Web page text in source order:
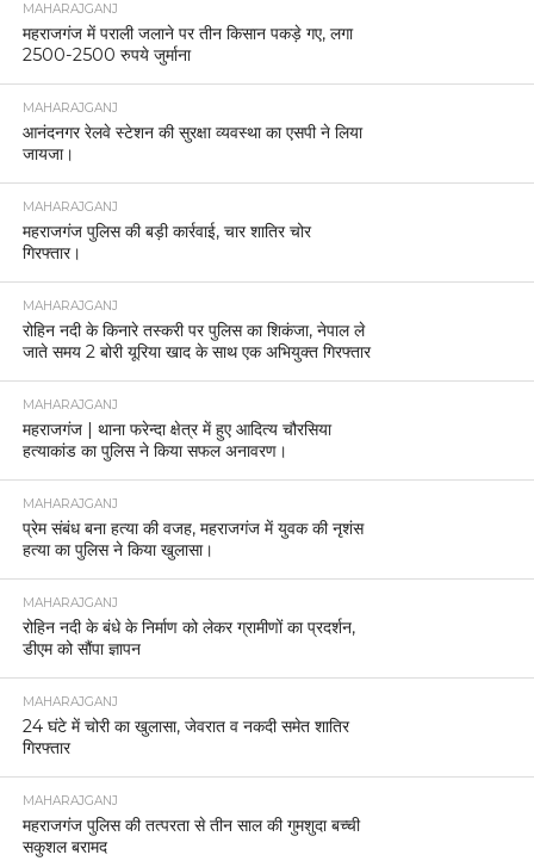
MAHARAJGANJ
महराजगंज में पराली जलाने पर तीन किसान पकड़े गए, लगा
2500-2500 रुपये जुर्माना
MAHARAJGANJ
आनंदनगर रेलवे स्टेशन की सुरक्षा व्यवस्था का एसपी ने लिया
जायजा।
MAHARAJGANJ
महराजगंज पुलिस की बड़ी कार्रवाई, चार शातिर चोर
गिरफ्तार।
MAHARAJGANJ
रोहिन नदी के किनारे तस्करी पर पुलिस का शिकंजा, नेपाल ले
जाते समय 2 बोरी यूरिया खाद के साथ एक अभियुक्त गिरफ्तार
MAHARAJGANJ
महराजगंज | थाना फरेन्दा क्षेत्र में हुए आदित्य चौरसिया
हत्याकांड का पुलिस ने किया सफल अनावरण।
MAHARAJGANJ
प्रेम संबंध बना हत्या की वजह, महराजगंज में युवक की नृशंस
हत्या का पुलिस ने किया खुलासा।
MAHARAJGANJ
रोहिन नदी के बंधे के निर्माण को लेकर ग्रामीणों का प्रदर्शन,
डीएम को सौंपा ज्ञापन
MAHARAJGANJ
24 घंटे में चोरी का खुलासा, जेवरात व नकदी समेत शातिर
गिरफ्तार
MAHARAJGANJ
महराजगंज पुलिस की तत्परता से तीन साल की गुमशुदा बच्ची
सकुशल बरामद